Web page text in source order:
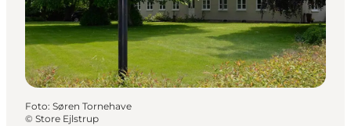
Foto: Søren Tornehave
© Store Ejlstrup